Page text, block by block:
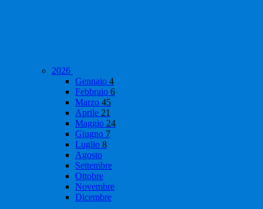
2026
Gennaio 4
Febbraio 6
Marzo 45
Aprile 21
Maggio 24
Giugno 7
Luglio 8
Agosto
Settembre
Ottobre
Novembre
Dicembre